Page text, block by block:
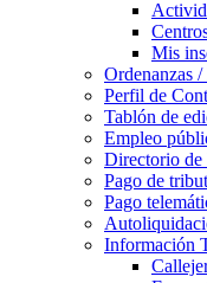
Mis
Ordenanzas
Perfil de
Tablón de
Empleo
Directorio de
Pago de
Pago
Información